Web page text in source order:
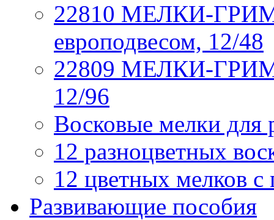
22810 МЕЛКИ-ГРИМ,
европодвесом, 12/48
22809 МЕЛКИ-ГРИМ,
12/96
Восковые мелки для
12 разноцветных
12 цветных мелков
Развивающие пособия